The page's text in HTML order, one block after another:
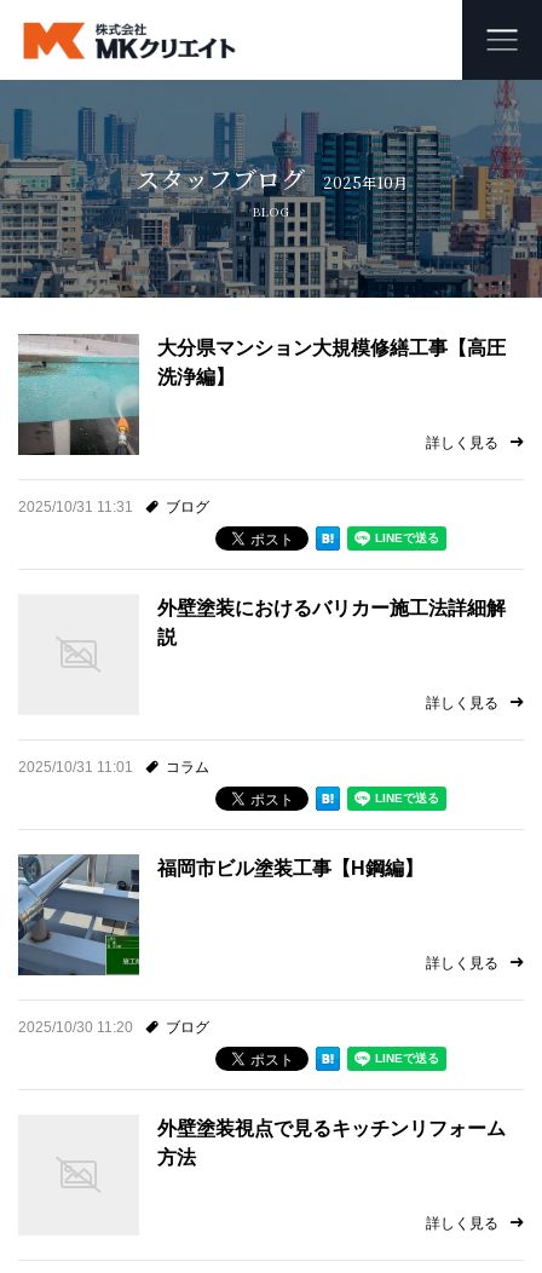
ホーム
MKクリエイトのワンストップ自社施工
ビル・マンション・商業施設の大規模修繕工事
外壁塗装・防水工事
オフィス・店舗の内装リフォーム・リノベーション
足場組み立て・解体工事
会社概要
プライバシーポリシー
スタッフブログ
スタッフブログ 2025年10月
BLOG
大分県マンション大規模修繕工事【高圧
洗浄編】
詳しく見る
2025/10/31 11:31 ブログ
外壁塗装におけるバリカー施工法詳細解
説
詳しく見る
2025/10/31 11:01 コラム
福岡市ビル塗装工事【H鋼編】
詳しく見る
2025/10/30 11:20 ブログ
外壁塗装視点で見るキッチンリフォーム
方法
詳しく見る